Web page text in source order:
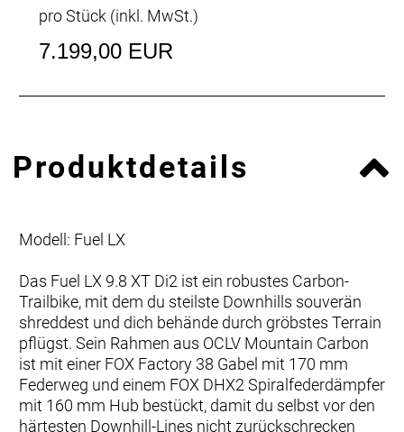
pro Stück (inkl. MwSt.)
7.199,00 EUR
Produktdetails
Modell: Fuel LX
Das Fuel LX 9.8 XT Di2 ist ein robustes Carbon-
Trailbike, mit dem du steilste Downhills souverän
shreddest und dich behände durch gröbstes Terrain
pflügst. Sein Rahmen aus OCLV Mountain Carbon
ist mit einer FOX Factory 38 Gabel mit 170 mm
Federweg und einem FOX DHX2 Spiralfederdämpfer
mit 160 mm Hub bestückt, damit du selbst vor den
härtesten Downhill-Lines nicht zurückschrecken